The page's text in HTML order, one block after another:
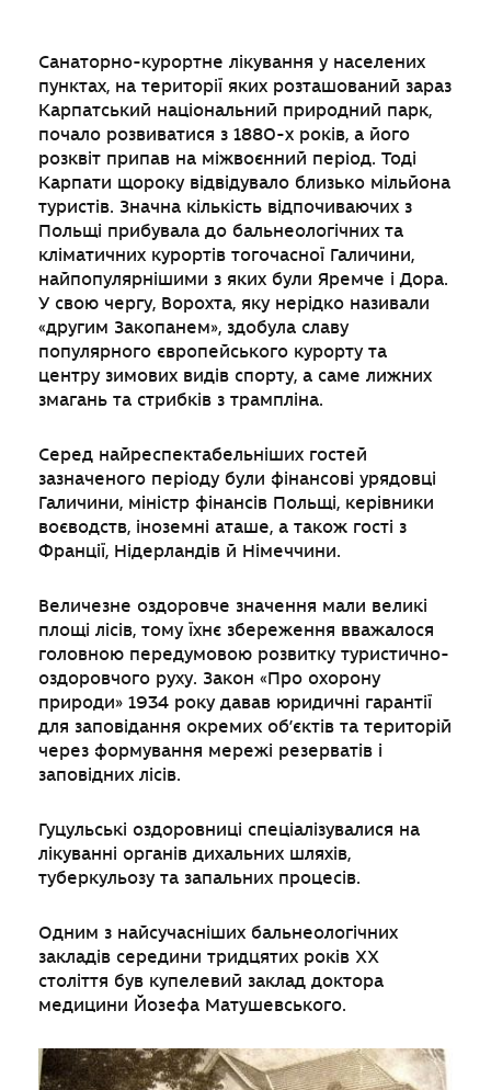
Санаторно-курортне лікування у населених
пунктах, на території яких розташований зараз
Карпатський національний природний парк,
почало розвиватися з 1880-х років, а його
розквіт припав на міжвоєнний період. Тоді
Карпати щороку відвідувало близько мільйона
туристів. Значна кількість відпочиваючих з
Польщі прибувала до бальнеологічних та
кліматичних курортів тогочасної Галичини,
найпопулярнішими з яких були Яремче і Дора.
У свою чергу, Ворохта, яку нерідко називали
«другим Закопанем», здобула славу
популярного європейського курорту та
центру зимових видів спорту, а саме лижних
змагань та стрибків з трампліна.
Серед найреспектабельніших гостей
зазначеного періоду були фінансові урядовці
Галичини, міністр фінансів Польщі, керівники
воєводств, іноземні аташе, а також гості з
Франції, Нідерландів й Німеччини.
Величезне оздоровче значення мали великі
площі лісів, тому їхнє збереження вважалося
головною передумовою розвитку туристично-
оздоровчого руху. Закон «Про охорону
природи» 1934 року давав юридичні гарантії
для заповідання окремих об’єктів та територій
через формування мережі резерватів і
заповідних лісів.
Гуцульські оздоровниці спеціалізувалися на
лікуванні органів дихальних шляхів,
туберкульозу та запальних процесів.
Одним з найсучасніших бальнеологічних
закладів середини тридцятих років ХХ
століття був купелевий заклад доктора
медицини Йозефа Матушевського.